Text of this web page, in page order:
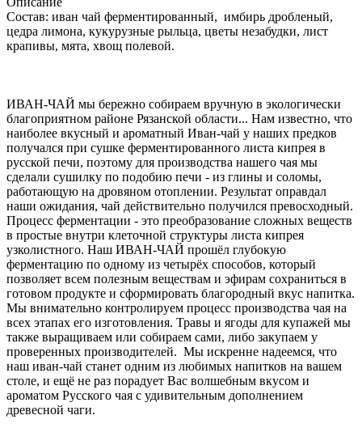
Состав: иван чай ферментированный, имбирь дробленый,
цедра лимона, кукурузные рыльца, цветы незабудки, лист
крапивы, мята, хвощ полевой.
ИВАН-ЧАЙ мы бережно собираем вручную в экологически
благоприятном районе Рязанской области... Нам известно, что
наиболее вкусный и ароматный Иван-чай у наших предков
получался при сушке ферментированного листа кипрея в
русской печи, поэтому для производства нашего чая мы
сделали сушилку по подобию печи - из глины и соломы,
работающую на дровяном отоплении. Результат оправдал
наши ожидания, чай действительно получился превосходный.
Процесс ферментации - это преобразование сложных веществ
в простые внутри клеточной структуры листа кипрея
узколистного. Наш ИВАН-ЧАЙ прошёл глубокую
ферментацию по одному из четырёх способов, который
позволяет всем полезным веществам и эфирам сохраниться в
готовом продукте и сформировать благородный вкус напитка.
Мы внимательно контролируем процесс производства чая на
всех этапах его изготовления. Травы и ягоды для купажей мы
также выращиваем или собираем сами, либо закупаем у
проверенных производителей. Мы искренне надеемся, что
наш иван-чай станет одним из любимых напитков на вашем
столе, и ещё не раз порадует Вас волшебным вкусом и
ароматом Русского чая с удивительным дополнением
древесной чаги.